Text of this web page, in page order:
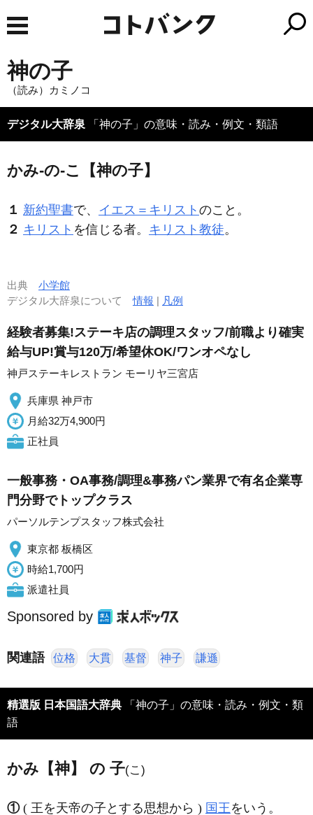
神の子
（読み）カミノコ
デジタル大辞泉 「神の子」の意味・読み・例文・類語
かみ‐の‐こ【神の子】
１ 新約聖書で、 イエス＝キリスト のこと。
２ キリスト を信じる者。 キリスト教徒。
出典 小学館
デジタル大辞泉について情報 | 凡例
経験者募集!ステーキ店の調理スタッフ/前職より確実
給与UP!賞与120万/希望休OK/ワンオペなし
神戸ステーキレストラン モーリヤ三宮店
兵庫県 神戸市
月給32万4,900円
正社員
一般事務・OA事務/調理&事務パン業界で有名企業専
門分野でトップクラス
パーソルテンプスタッフ株式会社
東京都 板橋区
時給1,700円
派遣社員
Sponsored by
関連語 位格 大貫 基督 神子 謙遜
精選版 日本国語大辞典 「神の子」の意味・読み・例文・類
語
かみ【神】 の 子(こ)
①( 王を天帝の子とする思想から ) 国王をいう。